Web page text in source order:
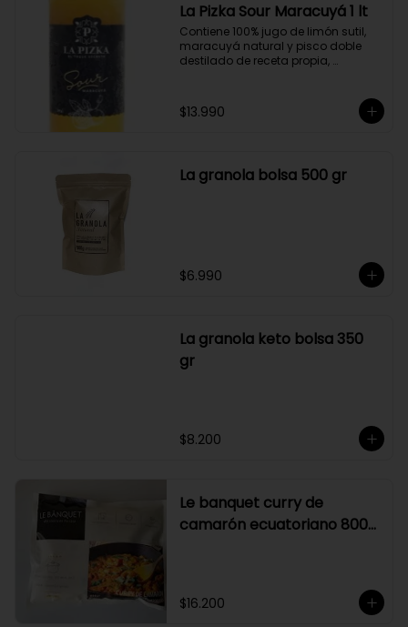
La Pizka Sour Maracuyá 1 lt
Contiene 100% jugo de limón sutil,
maracuyá natural y pisco doble
destilado de receta propia,
Características:
duración es de 12 meses a partir de
$13.990
La granola bolsa 500 gr
$6.990
La granola keto bolsa 350
gr
$8.200
Le banquet curry de
camarón ecuatoriano 800
$16.200